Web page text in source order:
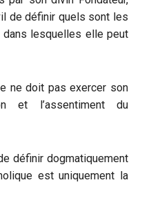
de définir quels sont les
lesquelles elle peut
ne doit pas exercer son
et l’assentiment du
définir dogmatiquement
est uniquement la